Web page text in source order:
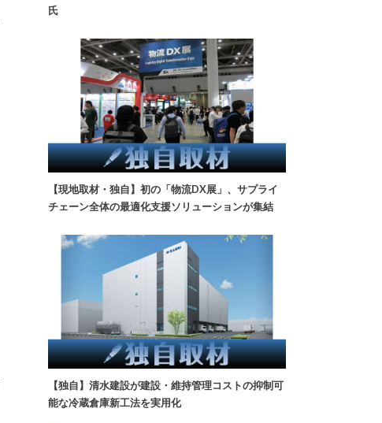
氏
【現地取材・独自】初の「物流DX展」、サプライ
チェーン全体の最適化支援ソリューションが集結
【独自】清水建設が建設・維持管理コストの抑制可
能な冷蔵倉庫新工法を実用化